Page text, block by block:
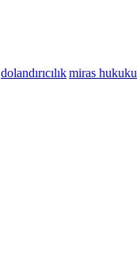
dolandırıcılıkmiras hukuku